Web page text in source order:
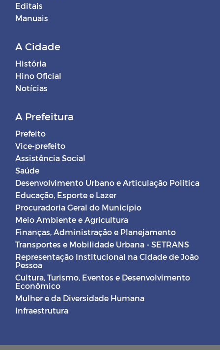
Editais
Manuais
A Cidade
História
Hino Oficial
Notícias
A Prefeitura
Prefeito
Vice-prefeito
Assistência Social
Saúde
Desenvolvimento Urbano e Articulação Política
Educação, Esporte e Lazer
Procuradoria Geral do Município
Meio Ambiente e Agricultura
Finanças, Administração e Planejamento
Transportes e Mobilidade Urbana - SETRANS
Representação Institucional na Cidade de João
Pessoa
Cultura, Turismo, Eventos e Desenvolvimento
Econômico
Mulher e da Diversidade Humana
Infraestrutura